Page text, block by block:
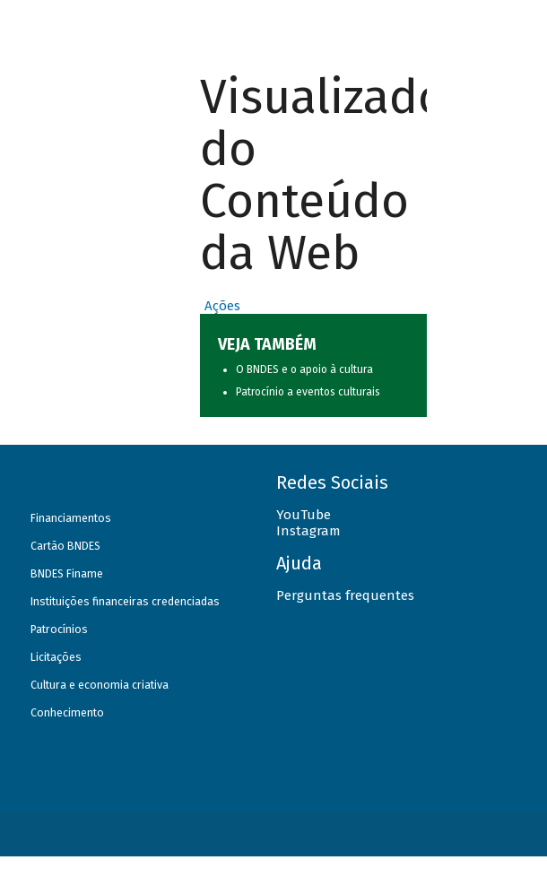
Visualizador
do
Conteúdo
da Web
Ações
VEJA TAMBÉM
O BNDES e o apoio à cultura
Patrocínio a eventos culturais
Financiamentos
Cartão BNDES
BNDES Finame
Instituições financeiras credenciadas
Patrocínios
Licitações
Cultura e economia criativa
Conhecimento
Redes Sociais
YouTube
Instagram
Ajuda
Perguntas frequentes